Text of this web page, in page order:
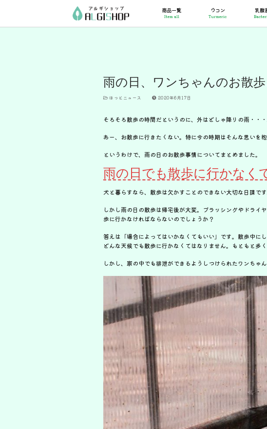
商品一覧
Item all
ウコン
Turmeric
乳酸
雨の日、ワンちゃんのお散
ほっとニュース 2020年6月17日
そろそろ散歩の時間だというのに、外はどしゃ降りの雨・・・
あー、お散歩に行きたくない。特に今の時期はそんな思いを
というわけで、雨の日のお散歩事情についてまとめました。
雨の日でも散歩に行かなく
犬と暮らすなら、散歩は欠かすことのできない大切な日課です
しかし雨の日の散歩は帰宅後が大変。ブラッシングやドラ
歩に行かなければならないのでしょうか？
答えは「場合によってはいかなくてもいい」です。散歩中に
どんな天候でも散歩に行かなくてはなりません。もともと多
しかし、家の中でも排泄ができるようしつけられたワンちゃ